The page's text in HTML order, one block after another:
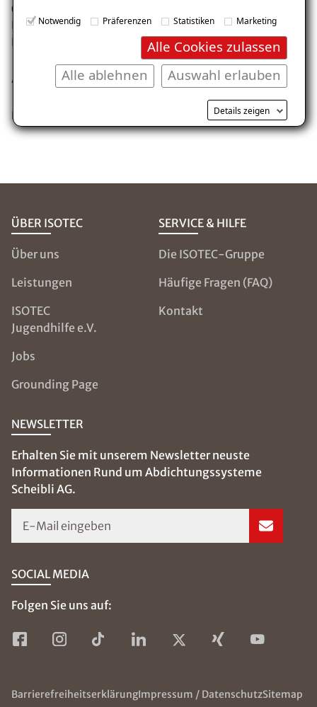
Notwendig Präferenzen Statistiken Marketing
Alle Cookies zulassen
Auswahl erlauben
Alle ablehnen
Details zeigen
👉 Tipps direkt aus der Praxis für alle Gründer!
Diese Episode ist ein Muss für alle, die vom Traum zur
Realität übergehen wollen.
Abonniere unseren Podcast!
Folge
ÜBER ISOTEC
Über uns
Leistungen
ISOTEC
Jugendhilfe e.V.
Jobs
Grounding Page
SERVICE & HILFE
Die ISOTEC-Gruppe
Häufige Fragen (FAQ)
Kontakt
NEWSLETTER
Erhalten Sie mit unserem Newsletter neuste
Informationen Rund um Abdichtungssysteme
Scheibli AG.
E-Mail eingeben
SOCIAL MEDIA
Folgen Sie uns auf:
BarrierefreiheitserklärungImpressum / DatenschutzSitemap